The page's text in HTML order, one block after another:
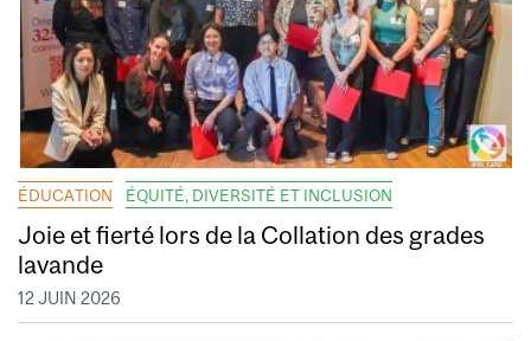
ÉDUCATION ÉQUITÉ, DIVERSITÉ ET INCLUSION
Joie et fierté lors de la Collation des grades
lavande
12 JUIN 2026